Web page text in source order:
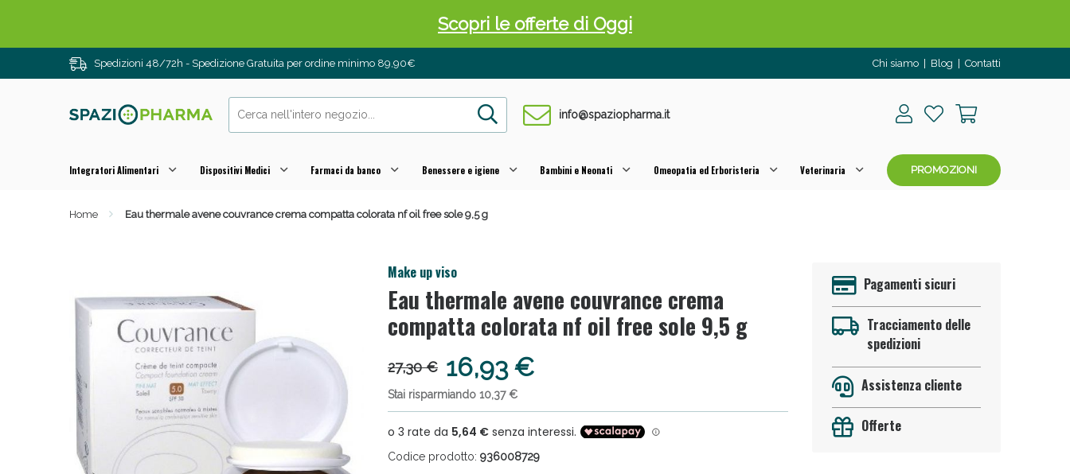
Spedizioni 48/72h - Spedizione Gratuita per ordine minimo 89,90€ Chi siamo Blog Contatti
info@spaziopharma.it
Integratori Alimentari Dispositivi Medici Farmaci da banco Benessere e igiene Bambini e Neonati Omeopatia ed Erboristeria Veterinaria PROMOZIONI
Home Eau thermale avene couvrance crema compatta colorata nf oil free sole 9,5 g
Make up viso
Eau thermale avene couvrance crema
compatta colorata nf oil free sole 9,5 g
27,30 € 16,93 €
Stai risparmiando 10,37 €
Codice prodotto: 936008729
Pagamenti sicuri
Tracciamento delle
spedizioni
Assistenza cliente
Offerte
Scopri le offerte di Oggi
Drenanti e Pancia Piatta: Sconti fino al 55% validi solo per OGGI!